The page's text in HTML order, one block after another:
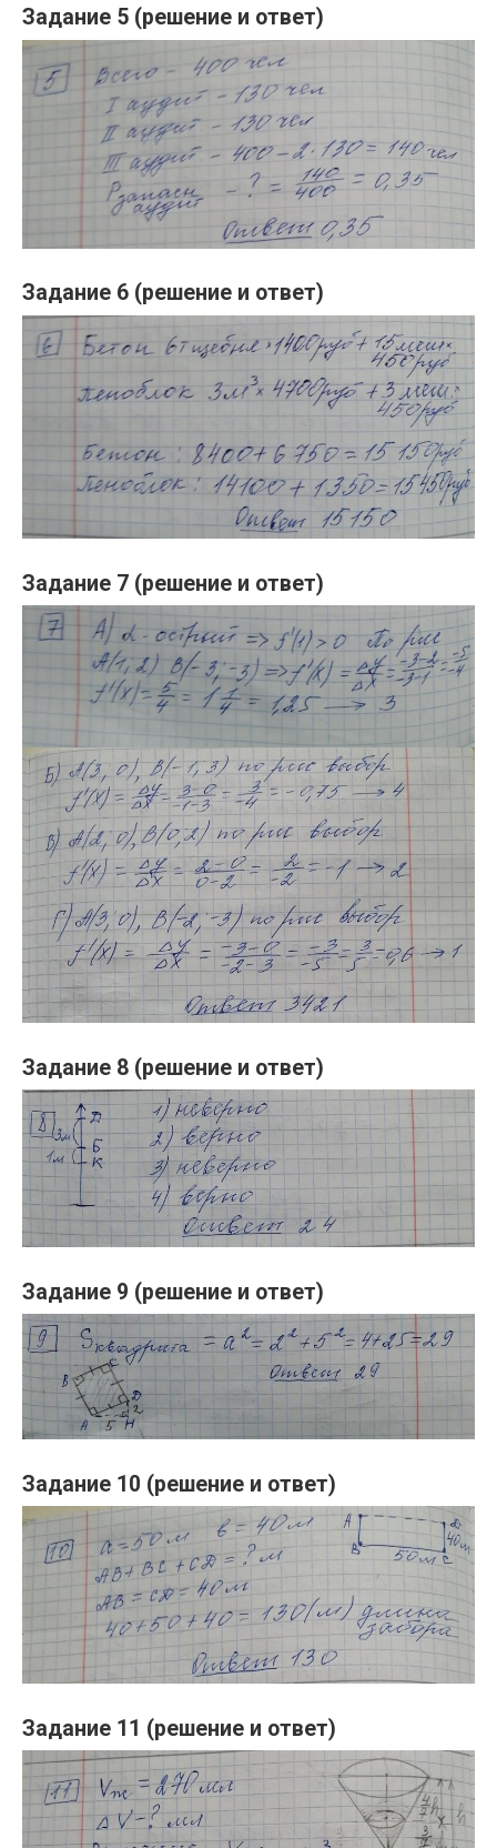
Задание 5 (решение и ответ)
Задание 6 (решение и ответ)
Задание 7 (решение и ответ)
Задание 8 (решение и ответ)
Задание 9 (решение и ответ)
Задание 10 (решение и ответ)
Задание 11 (решение и ответ)